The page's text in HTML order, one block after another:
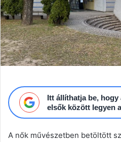
Itt állíthatja be, hogy
elsők között legyen
A nők művészetben betöltött